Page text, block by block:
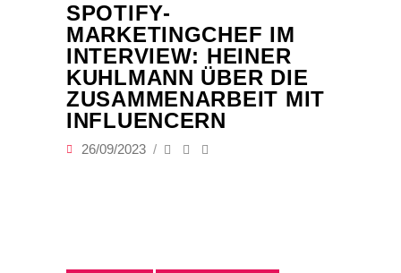
SPOTIFY-
MARKETINGCHEF IM
INTERVIEW: HEINER
KUHLMANN ÜBER DIE
ZUSAMMENARBEIT MIT
INFLUENCERN
26/09/2023